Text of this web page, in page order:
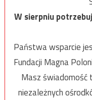
W sierpniu
Państwa wsparcie
Fundacji Magna
Masz
niezależnych